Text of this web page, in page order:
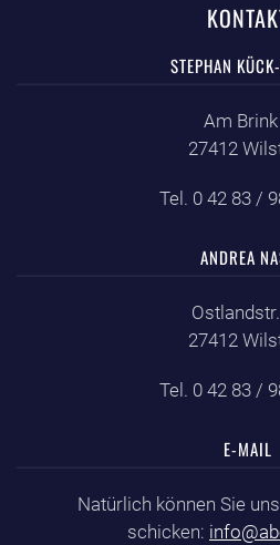
STEPHAN
Am
27412
Tel. 0 42 83 /
ANDREA
27412
Tel. 0 42 83 /
E-MAIL
Natürlich können Sie
schicken: